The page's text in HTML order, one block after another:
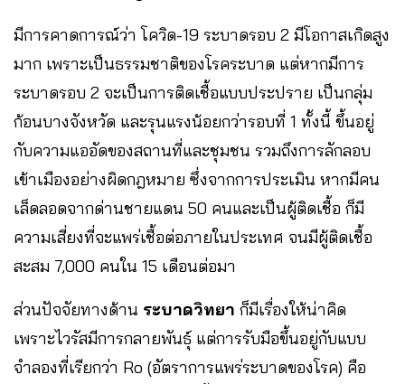
มีการคาดการณ์ว่า โควิด-19 ระบาดรอบ 2 มีโอกาสเกิดสูง
มาก เพราะเป็นธรรมชาติของโรคระบาด​ แต่หากมีการ
ระบาดรอบ 2 จะเป็นการติดเชื้อแบบประปราย เป็นกลุ่ม
ก้อน​บางจังหวัด​ และรุนแรงน้อยกว่ารอบที่ 1 ทั้งนี้ ขึ้นอยู่
กับความแออัดของสถานที่และชุมชน​ รวมถึงการลักลอบ
เข้าเมืองอย่างผิดกฎหมาย​ ซึ่งจากการประเมิน​ หากมีคน
เล็ดลอดจากด่านชายแดน​ 50​ คนและเป็นผู้ติดเชื้อ​ ก็มี
ความเสี่ยงที่จะแพร่เชื้อต่อภายในประเทศ จนมีผู้​ติดเชื้อ​
สะสม 7,000 คนใน 15 เดือนต่อมา​
ส่วนปัจจัยทางด้าน ระบาดวิทยา ก็มีเรื่องให้น่าคิด
เพราะไวรัสมีการกลายพันธุ์ แต่การรับมือขึ้นอยู่กับแบบ
จำลองที่เรียกว่า Ro (อัตราการแพร่ระบาดของโรค) คือ